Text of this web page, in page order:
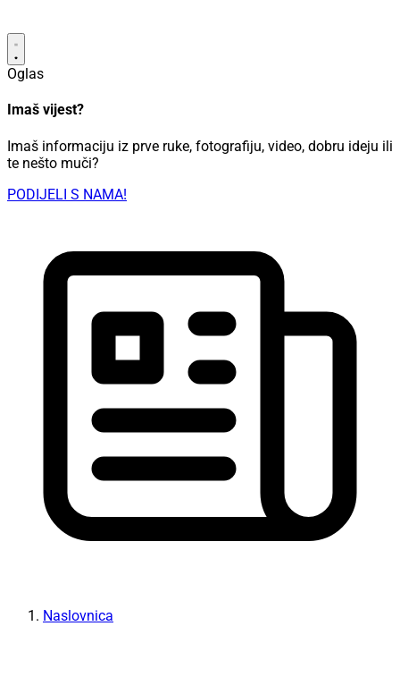
Oglas
Imaš vijest?
Imaš informaciju iz prve ruke, fotografiju, video, dobru ideju ili
te nešto muči?
PODIJELI S NAMA!
Naslovnica